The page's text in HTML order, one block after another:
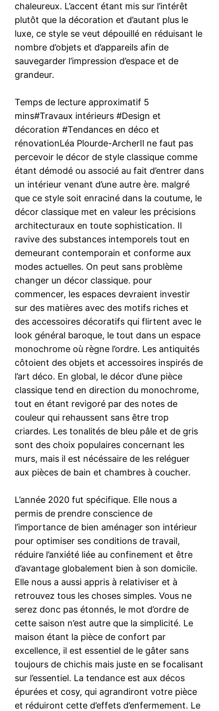
chaleureux. L’accent étant mis sur l’intérêt
plutôt que la décoration et d’autant plus le
luxe, ce style se veut dépouillé en réduisant le
nombre d’objets et d’appareils afin de
sauvegarder l’impression d’espace et de
grandeur.
Temps de lecture approximatif 5
mins#Travaux intérieurs #Design et
décoration #Tendances en déco et
rénovationLéa Plourde-ArcherIl ne faut pas
percevoir le décor de style classique comme
étant démodé ou associé au fait d’entrer dans
un intérieur venant d’une autre ère. malgré
que ce style soit enraciné dans la coutume, le
décor classique met en valeur les précisions
architecturaux en toute sophistication. Il
ravive des substances intemporels tout en
demeurant contemporain et conforme aux
modes actuelles. On peut sans problème
changer un décor classique. pour
commencer, les espaces devraient investir
sur des matières avec des motifs riches et
des accessoires décoratifs qui flirtent avec le
look général baroque, le tout dans un espace
monochrome où règne l’ordre. Les antiquités
côtoient des objets et accessoires inspirés de
l’art déco. En global, le décor d’une pièce
classique tend en direction du monochrome,
tout en étant revigoré par des notes de
couleur qui rehaussent sans être trop
criardes. Les tonalités de bleu pâle et de gris
sont des choix populaires concernant les
murs, mais il est nécéssaire de les reléguer
aux pièces de bain et chambres à coucher.
L’année 2020 fut spécifique. Elle nous a
permis de prendre conscience de
l’importance de bien aménager son intérieur
pour optimiser ses conditions de travail,
réduire l’anxiété liée au confinement et être
d’avantage globalement bien à son domicile.
Elle nous a aussi appris à relativiser et à
retrouvez tous les choses simples. Vous ne
serez donc pas étonnés, le mot d’ordre de
cette saison n’est autre que la simplicité. Le
maison étant la pièce de confort par
excellence, il est essentiel de le gâter sans
toujours de chichis mais juste en se focalisant
sur l’essentiel. La tendance est aux décos
épurées et cosy, qui agrandiront votre pièce
et réduiront cette d’effets d’enfermement. Le